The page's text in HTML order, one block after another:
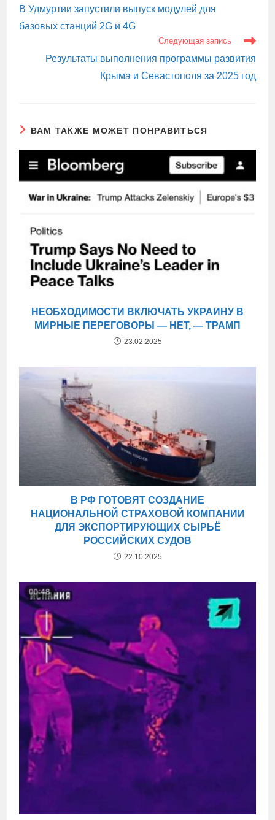
В Удмуртии запустили выпуск модулей для
базовых станций 2G и 4G
Следующая запись
Результаты выполнения программы развития
Крыма и Севастополя за 2025 год
ВАМ ТАКЖЕ МОЖЕТ ПОНРАВИТЬСЯ
НЕОБХОДИМОСТИ ВКЛЮЧАТЬ УКРАИНУ В
МИРНЫЕ ПЕРЕГОВОРЫ — НЕТ, — ТРАМП
23.02.2025
В РФ ГОТОВЯТ СОЗДАНИЕ
НАЦИОНАЛЬНОЙ СТРАХОВОЙ КОМПАНИИ
ДЛЯ ЭКСПОРТИРУЮЩИХ СЫРЬЁ
РОССИЙСКИХ СУДОВ
22.10.2025